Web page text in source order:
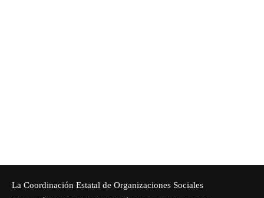
La Coordinación Estatal de Organizaciones Sociales